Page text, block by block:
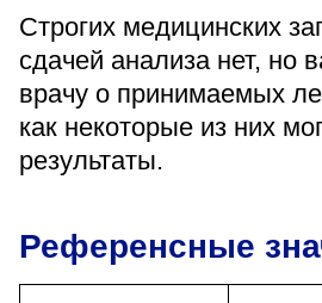
Строгих медицинских
сдачей анализа нет, но
врачу о принимаемых
как некоторые из них
результаты.
Референсные